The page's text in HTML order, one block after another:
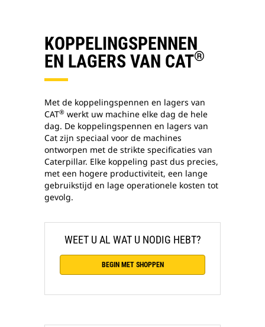
KOPPELINGSPENNEN
EN LAGERS VAN CAT®
Met de koppelingspennen en lagers van
CAT® werkt uw machine elke dag de hele
dag. De koppelingspennen en lagers van
Cat zijn speciaal voor de machines
ontworpen met de strikte specificaties van
Caterpillar. Elke koppeling past dus precies,
met een hogere productiviteit, een lange
gebruikstijd en lage operationele kosten tot
gevolg.
WEET U AL WAT U NODIG HEBT?
BEGIN MET SHOPPEN